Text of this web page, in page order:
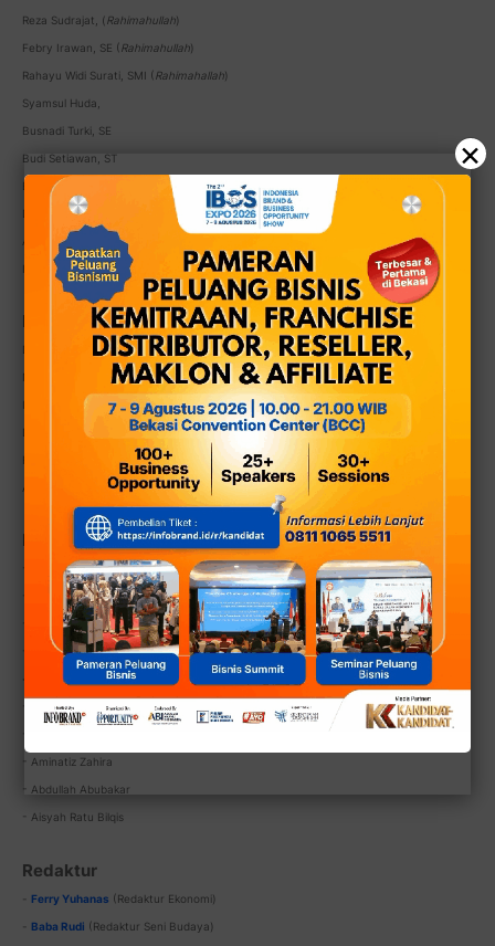
Reza Sudrajat, (Rahimahullah)
Febry Irawan, SE (Rahimahullah)
Rahayu Widi Surati, SMI (Rahimahallah)
Syamsul Huda,
Busnadi Turki, SE
Budi Setiawan, ST
Budi Irawan
Didit Susilo
Aris Margiyantoro, SE
Ir. Noor Aviantoro
Konsultan / Penasihat Hukum:
Dr. Saleh Mangara Sitompul, SH, MH.
Nyimas Sakuntala Dewi, SH., MH.
Iqbal Daut Hutapea, SH, MH.
Dr. Yusfan Zalukhu, SH, MH.
Farid Fathur F, SH.
Agus Budiono, SH.
Dewan Redaksi:
- Hj. Nurhaslinda ABS, S.Ak.
- H. Nur Rohmat FS, SE (Rahimahullah)
- H. Nur Iskandar Z
- Hj. Nurhasanah ABS, SP.
Inike Kusumawati (Rahimahallah
- Nur Muhammad Rijal, Dipl. Kom.
- Aminatiz Zahira
- Abdullah Abubakar
- Aisyah Ratu Bilqis
Redaktur
Ferry Yuhanas (Redaktur Ekonomi)
Baba Rudi (Redaktur Seni Budaya)
×